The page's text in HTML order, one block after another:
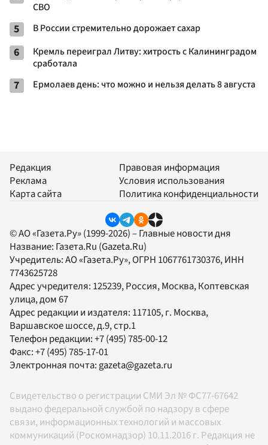
СВО
5 В России стремительно дорожает сахар
6
Кремль переиграл Литву: хитрость с Калининградом
сработала
7 Ермолаев день: что можно и нельзя делать 8 августа
Редакция
Реклама
Карта сайта
Правовая информация
Условия использования
Политика конфиденциальности
© АО «Газета.Ру» (1999-2026) – Главные новости дня
Название: Газета.Ru (Gazeta.Ru)
Учредитель:АО «Газета.Ру», ОГРН 1067761730376, ИНН
7743625728
Адрес учредителя: 125239, Россия, Москва, Коптевская
улица, дом 67
Адрес редакции и издателя: 117105, г. Москва,
Варшавское шоссе, д.9, стр.1
Телефон редакции:+7 (495) 785-00-12
Факс:+7 (495) 785-17-01
Электронная почта:gazeta@gazeta.ru
Свидетельство о регистрации СМИ Эл № ФС77-67642
выдано федеральной службой по надзору в сфере
связи, информационных технологий и массовых
коммуникаций (Роскомнадзор) 10.11.2016 г. Редакция не